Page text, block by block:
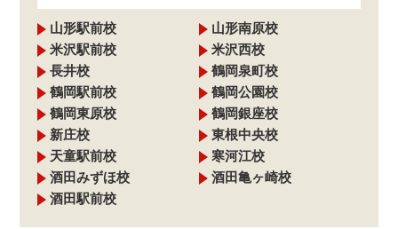
山形駅前校
山形南原校
米沢駅前校
米沢西校
長井校
鶴岡泉町校
鶴岡駅前校
鶴岡公園校
鶴岡東原校
鶴岡銀座校
新庄校
東根中央校
天童駅前校
寒河江校
酒田みずほ校
酒田亀ヶ崎校
酒田駅前校